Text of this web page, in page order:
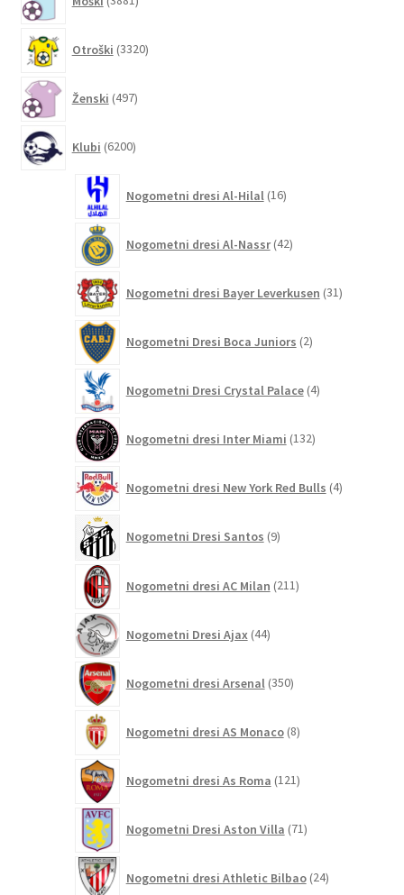
izdelkov
Otroški 3320izdelkov
Ženski 497izdelkov
Klubi 6200izdelkov
Nogometni dresi Al-Hilal 16izdelkov
Nogometni dresi Al-Nassr 42izdelkov
Nogometni dresi Bayer Leverkusen 31izdelkov
Nogometni Dresi Boca Juniors 2izdelka
Nogometni Dresi Crystal Palace 4izdelki
Nogometni dresi Inter Miami 132izdelkov
Nogometni dresi New York Red Bulls 4izdelki
Nogometni Dresi Santos 9izdelkov
Nogometni dresi AC Milan 211izdelkov
Nogometni Dresi Ajax 44izdelkov
Nogometni dresi Arsenal 350izdelkov
Nogometni dresi AS Monaco 8izdelkov
Nogometni dresi As Roma 121izdelkov
Nogometni Dresi Aston Villa 71izdelkov
Nogometni dresi Athletic Bilbao 24izdelkov